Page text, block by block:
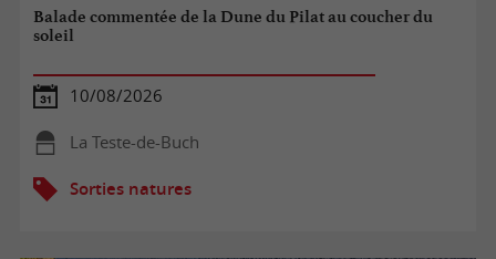
Balade commentée de la Dune du Pilat au coucher du
soleil
10/08/2026
La Teste-de-Buch
Sorties natures